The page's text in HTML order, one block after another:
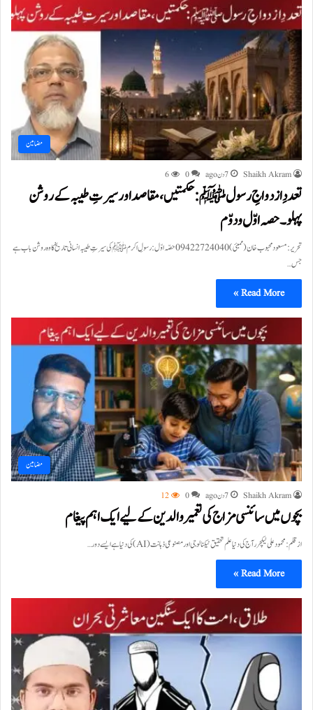
مضامین
Shaikh Akram 7 دن ago 0
6
تعددِ ازدواجِ رسولﷺ: حکمتیں، مقاصد اور سیرتِ طیبہ کے روشن
پہلو۔حصہ اوّل و دوّم
تحریر:مسعود محبوب خان (ممبئی) 09422724040 حصّہ اوّل: رسولِ اکرمﷺ کی سیرتِ طیبہ انسانی تاریخ کا وہ روشن باب ہے
جس…
Read More »
مضامین
Shaikh Akram 7 دن ago 0
12
بچوں میں سائنسی مزاج کی تعمیر والدین کے لیے ایک اہم پیغام
از قلم: محمود علی لیکچرر آج کی دنیا علم تحقیق ٹیکنالوجی اور مصنوعی ذہانت (AI) کی دنیا ہے ایسے دور…
Read More »